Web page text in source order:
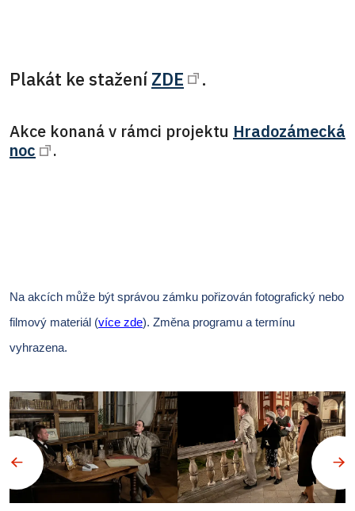
Plakát ke stažení ZDE .
Akce konaná v rámci projektu Hradozámecká
noc
.
Na akcích může být správou zámku pořizován fotografický nebo
filmový materiál (více zde). Změna programu a termínu
vyhrazena.